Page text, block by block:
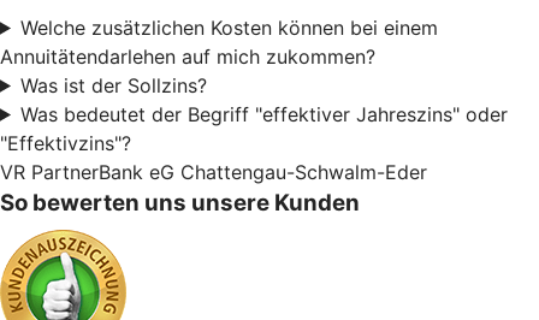
Welche zusätzlichen Kosten können bei einem
Annuitätendarlehen auf mich zukommen?
Was ist der Sollzins?
Was bedeutet der Begriff "effektiver Jahreszins" oder
"Effektivzins"?
VR PartnerBank eG Chattengau-Schwalm-Eder
So bewerten uns unsere Kunden